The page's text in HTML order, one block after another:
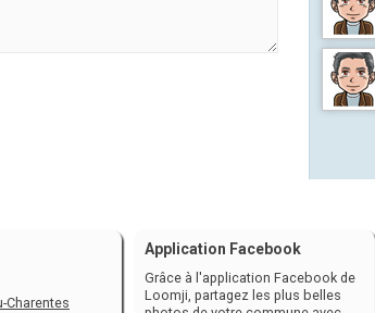
Charentes
Application Facebook
Grâce à l'application Facebook de
Loomji, partagez les plus belles